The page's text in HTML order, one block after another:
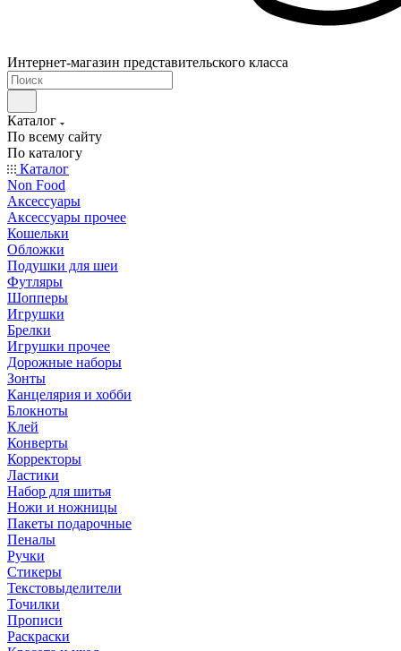
Интернет-магазин представительского класса
Каталог
По всему сайту
По каталогу
Каталог
Non Food
Аксессуары
Аксессуары прочее
Кошельки
Обложки
Подушки для шеи
Футляры
Шопперы
Игрушки
Брелки
Игрушки прочее
Дорожные наборы
Зонты
Канцелярия и хобби
Блокноты
Клей
Конверты
Корректоры
Ластики
Набор для шитья
Ножи и ножницы
Пакеты подарочные
Пеналы
Ручки
Стикеры
Текстовыделители
Точилки
Прописи
Раскраски